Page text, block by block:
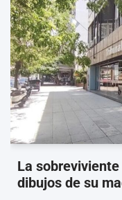
La
dibujos de su